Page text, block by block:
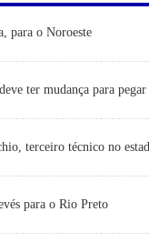
para o Noroeste
ter mudança para pegar
terceiro técnico no
para o Rio Preto